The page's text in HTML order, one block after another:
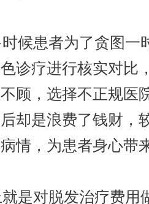
患者为了贪图一
诊疗进行核实对比
顾，选择不正规医
却是浪费了钱财，
情，为患者身心带
对脱发治疗费用